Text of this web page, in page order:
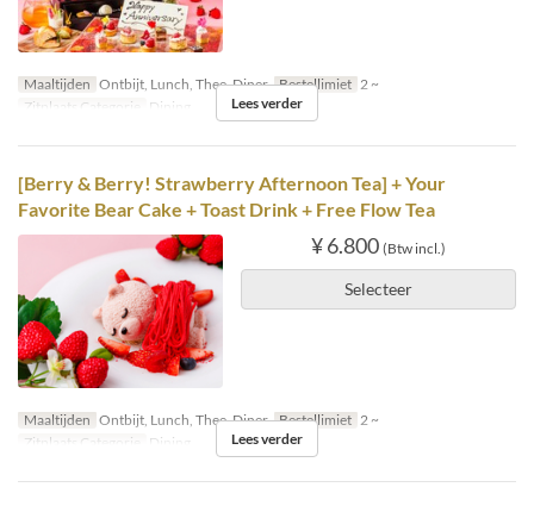
Maaltijden Ontbijt, Lunch, Thee, Diner Bestellimiet 2 ~
Zitplaats Categorie
Dining Lees verder
[Berry & Berry! Strawberry Afternoon Tea] + Your
Favorite Bear Cake + Toast Drink + Free Flow Tea
¥ 6.800 (Btw incl.)
Selecteer
Maaltijden Ontbijt, Lunch, Thee, Diner Bestellimiet 2 ~
Zitplaats Categorie
Dining Lees verder